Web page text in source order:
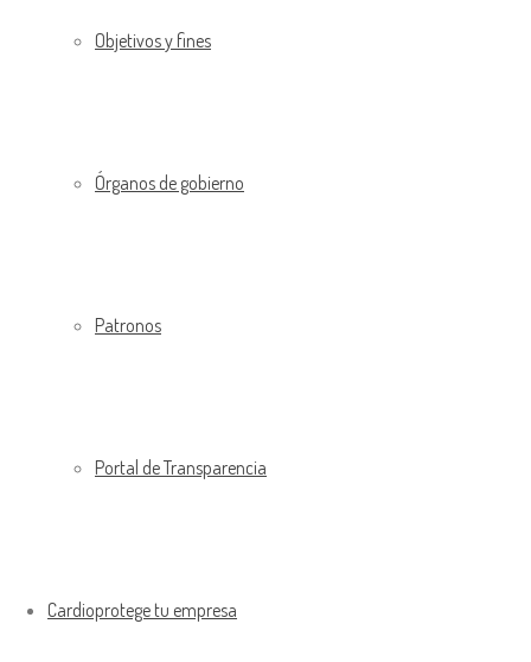
Objetivos y fines
Órganos de gobierno
Patronos
Portal de Transparencia
Cardioprotege tu empresa